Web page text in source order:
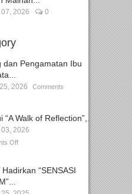
2026 0
dan Pengamatan Ibu
2026
Comments
“A Walk of Reflection”,...
03, 2026
Off
Hadirkan “SENSASI